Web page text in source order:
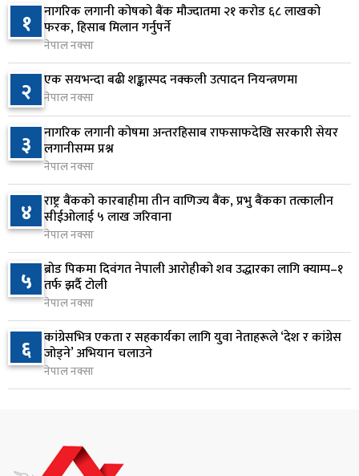
६
जन्मसिद्ध नागरिकता कडा बनाउने ट्रम्पको नयाँ प्रयास, दुई
कार्यकारी आदेश जारी
२ घण्टा अघि
७ राप्रपाको निर्णय: बागमती प्रदेश सरकारमा सहभागी नहुने
२ घण्टा अघि
८
२५० रुपैयाँको सामान किन्दा कञ्चनपुरका उपभोक्ताले
जिते १० लाख
२ घण्टा अघि
९
माछापुच्छ्रे बैंकको ‘एम–स्मार्ट’बाटै करदाता प्रोत्साहन
उपहार कार्यक्रममा सहभागी हुने सुविधा
२ घण्टा अघि
१०
अपराध नियन्त्रण कार्ययोजनाको आधाभन्दा बढी गतिविधि
अधुरै, खर्च र प्रगतिको अभिलेखसमेत अद्यावधिक छैन
८ घण्टा अघि
१ नागरिक लगानी कोषको बैंक मौज्दातमा २१ करोड ६८ लाखको
फरक, हिसाब मिलान गर्नुपर्ने
नेपाल नक्सा
२ एक सयभन्दा बढी शङ्कास्पद नक्कली उत्पादन नियन्त्रणमा
नेपाल नक्सा
३ नागरिक लगानी कोषमा अन्तरहिसाब राफसाफदेखि सरकारी सेयर
लगानीसम्म प्रश्न
नेपाल नक्सा
४ राष्ट्र बैंकको कारबाहीमा तीन वाणिज्य बैंक, प्रभु बैंकका तत्कालीन
सीईओलाई ५ लाख जरिवाना
नेपाल नक्सा
५ ब्रोड पिकमा दिवंगत नेपाली आरोहीको शव उद्धारका लागि क्याम्प–१
तर्फ झर्दै टोली
नेपाल नक्सा
६ कांग्रेसभित्र एकता र सहकार्यका लागि युवा नेताहरूले ‘देश र कांग्रेस
जोड्ने’ अभियान चलाउने
नेपाल नक्सा